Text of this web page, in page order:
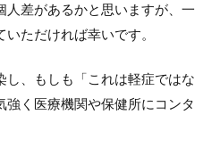
人差があるかと思いますが、一
ただければ幸いです。
し、もしも「これは軽症ではな
強く医療機関や保健所にコンタ